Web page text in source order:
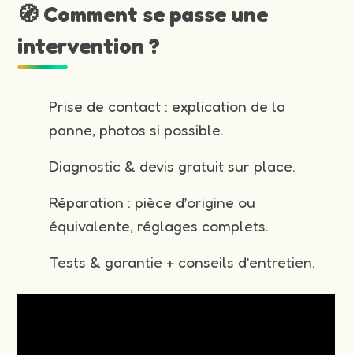
🧭 Comment se passe une
intervention ?
Prise de contact : explication de la
panne, photos si possible.
Diagnostic & devis gratuit sur place.
Réparation : pièce d’origine ou
équivalente, réglages complets.
Tests & garantie + conseils d’entretien.